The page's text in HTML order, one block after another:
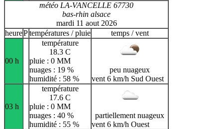
météo LA-VANCELLE 67730
bas-rhin alsace
mardi 11 aout 2026
heurePtempératures / pluie temps / vent
00 h
température
18.3 C
pluie : 0 MM
nuages : 19 %
humidité : 58 %
peu nuageux
vent 6 km/h Sud Ouest
03 h
température
17.6 C
pluie : 0 MM
nuages : 40 %
humidité : 55 %
partiellement nuageux
vent 6 km/h Ouest